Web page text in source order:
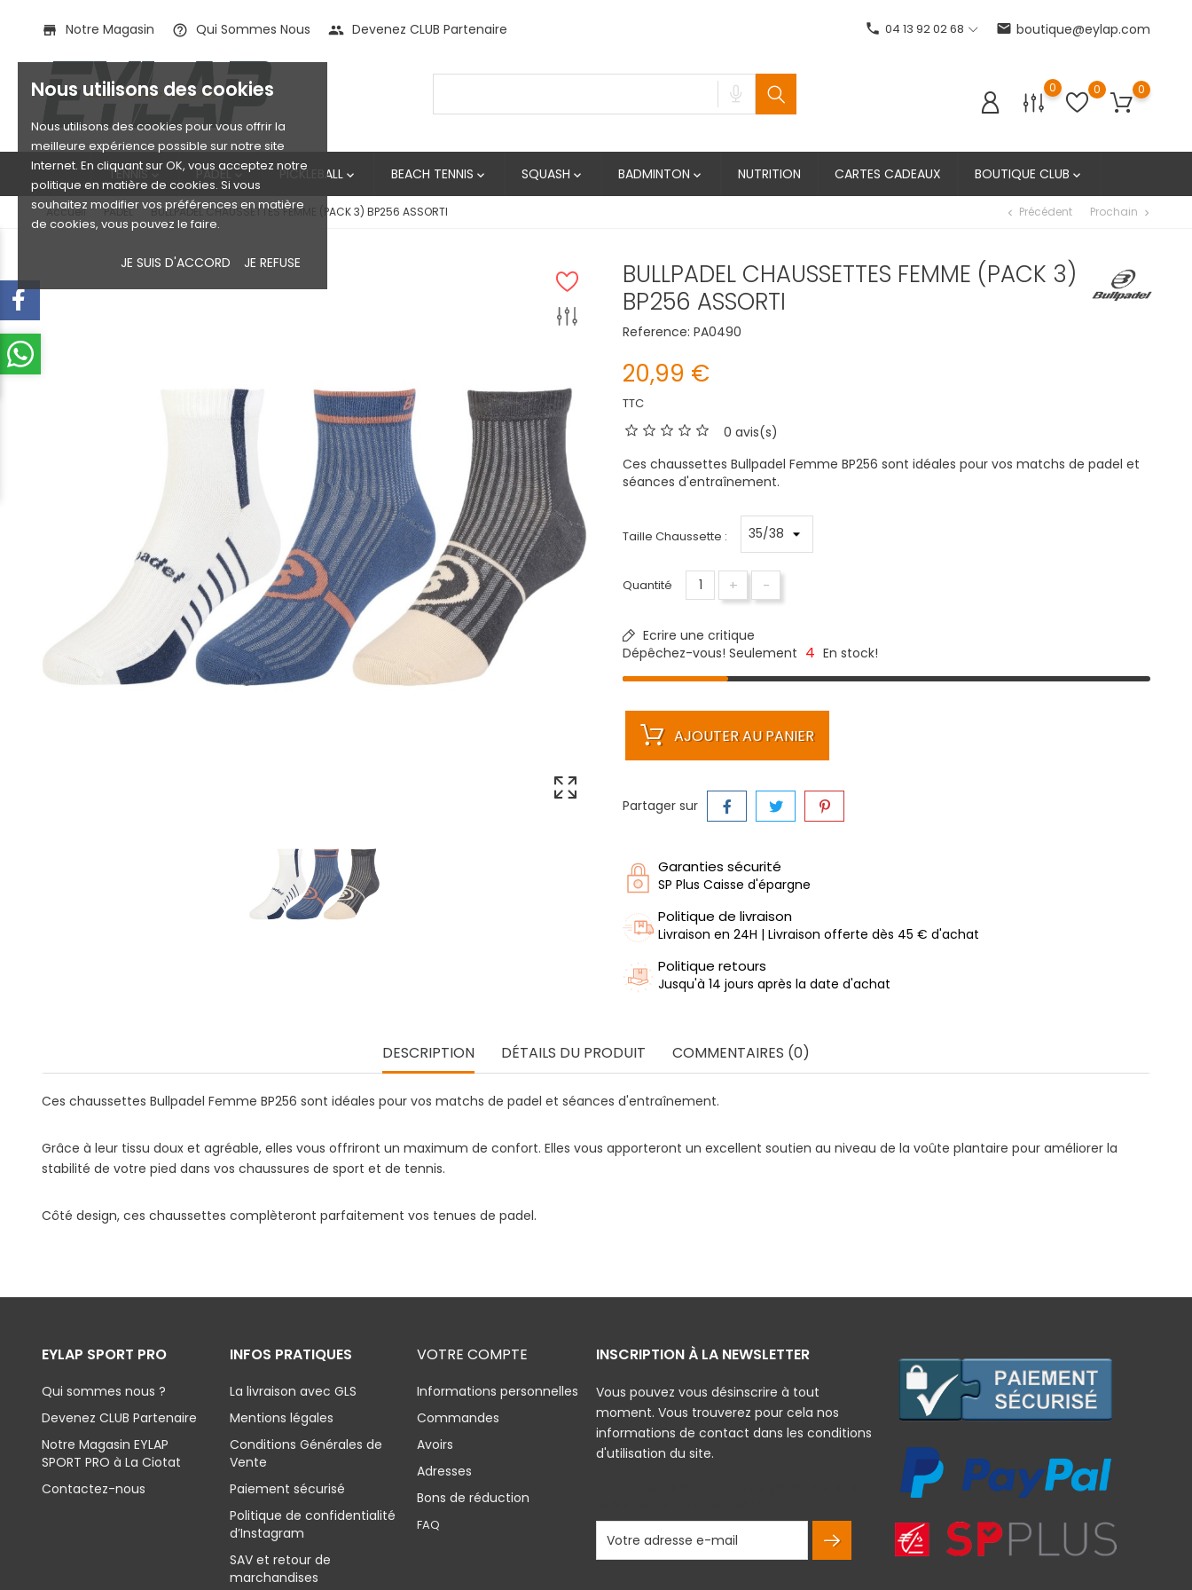
Nous utilisons des cookies
Nous utilisons des cookies pour vous offrir la
meilleure expérience possible sur notre site
Internet. En cliquant sur OK, vous acceptez notre
politique en matière de cookies. Si vous
souhaitez modifier vos préférences en matière
de cookies, vous pouvez le faire.
JE SUIS D'ACCORD JE REFUSE
store Notre Magasin help_outline Qui Sommes Nous people Devenez CLUB Partenaire phone 04 13 92 02 68 email boutique@eylap.com
0 0 0
TENNIS PADEL PICKLEBALL  BEACH TENNIS  SQUASH  BADMINTON  NUTRITION CARTES CADEAUX BOUTIQUE CLUB 
Accueil PADEL BULLPADEL CHAUSSETTES FEMME (PACK 3) BP256 ASSORTI chevron_left Précédent Prochain chevron_right
BULLPADEL CHAUSSETTES FEMME (PACK 3)
BP256 ASSORTI
Reference: PA0490
20,99 €
TTC
0 avis(s)
Ces chaussettes Bullpadel Femme BP256 sont idéales pour vos matchs de padel et
séances d'entraînement.
Taille Chaussette :
Quantité + -
Ecrire une critique
Dépêchez-vous! Seulement 4 En stock!
AJOUTER AU PANIER
Partager sur
Garanties sécurité
SP Plus Caisse d'épargne
Politique de livraison
Livraison en 24H | Livraison offerte dès 45 € d'achat
Politique retours
Jusqu'à 14 jours après la date d'achat
DESCRIPTION DÉTAILS DU PRODUIT COMMENTAIRES (0)
Ces chaussettes Bullpadel Femme BP256 sont idéales pour vos matchs de padel et séances d'entraînement.
Grâce à leur tissu doux et agréable, elles vous offriront un maximum de confort. Elles vous apporteront un excellent soutien au niveau de la voûte plantaire pour améliorer la
stabilité de votre pied dans vos chaussures de sport et de tennis.
Côté design, ces chaussettes complèteront parfaitement vos tenues de padel.
EYLAP SPORT PRO
Qui sommes nous ?
Devenez CLUB Partenaire
Notre Magasin EYLAP
SPORT PRO à La Ciotat
Contactez-nous
INFOS PRATIQUES
La livraison avec GLS
Mentions légales
Conditions Générales de
Vente
Paiement sécurisé
Politique de confidentialité
d’Instagram
SAV et retour de
marchandises
VOTRE COMPTE
Informations personnelles
Commandes
Avoirs
Adresses
Bons de réduction
FAQ
INSCRIPTION À LA NEWSLETTER
Vous pouvez vous désinscrire à tout
moment. Vous trouverez pour cela nos
informations de contact dans les conditions
d'utilisation du site.